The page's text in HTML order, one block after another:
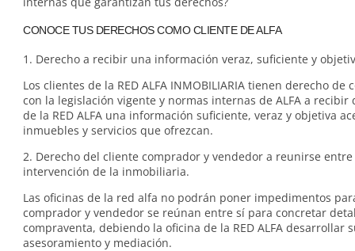
CONOCE TUS DERECHOS COMO CLIENTE DE ALFA
1. Derecho a recibir una información veraz, suficiente y
Los clientes de la RED ALFA INMOBILIARIA tienen derecho de
con la legislación vigente y normas internas de ALFA a recibir
de la RED ALFA una información suficiente, veraz y objetiva
inmuebles y servicios que ofrezcan.
2. Derecho del cliente comprador y vendedor a reunirse
intervención de la inmobiliaria.
Las oficinas de la red alfa no podrán poner impedimentos
comprador y vendedor se reúnan entre sí para concretar
compraventa, debiendo la oficina de la RED ALFA desarrollar
asesoramiento y mediación.